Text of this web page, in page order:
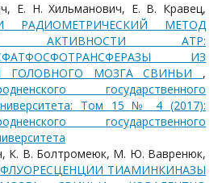
Е. Н. Хильманович, Е. В. Кравец,
РАДИОМЕТРИЧЕСКИЙ МЕТОД
АКТИВНОСТИ АТР:
ИЗ
ГОЛОВНОГО МОЗГА СВИНЬИ ,
государственного
Том 15 № 4 (2017):
государственного
К. В. Болтромеюк, М. Ю. Вавренюк,
ТИАМИНКИНАЗЫ